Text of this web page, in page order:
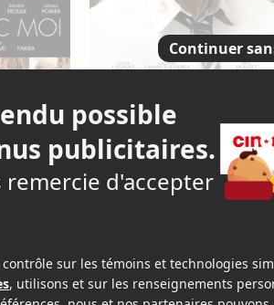
2007
Les 3 p'tits cochons